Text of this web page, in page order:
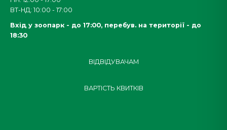
ВТ-НД: 10:00 - 17:00
Вхід у зоопарк - до 17:00, перебув. на території - до
18:30
ВІДВІДУВАЧАМ
ВАРТІСТЬ КВИТКІВ